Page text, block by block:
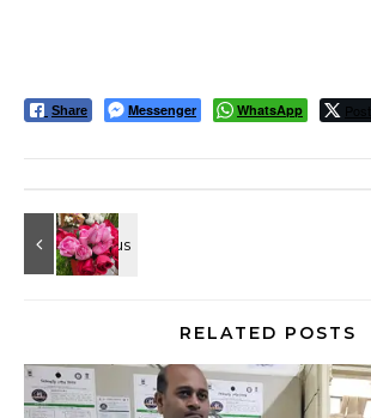
Share Messenger WhatsApp Post
RELATED POSTS